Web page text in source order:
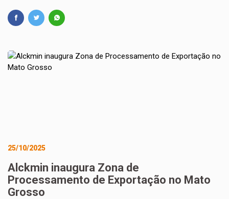
25/10/2025
Alckmin inaugura Zona de
Processamento de Exportação no Mato
Grosso